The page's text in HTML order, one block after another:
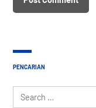
PENCARIAN
Search
for: